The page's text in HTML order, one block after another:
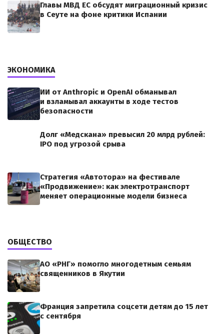
Главы МВД ЕС обсудят миграционный кризис
в Сеуте на фоне критики Испании
ЭКОНОМИКА
ИИ от Anthropic и OpenAI обманывал
и взламывал аккаунты в ходе тестов
безопасности
Долг «Медскана» превысил 20 млрд рублей:
IPO под угрозой срыва
Стратегия «Автотора» на фестивале
«Продвижение»: как электротранспорт
меняет операционные модели бизнеса
ОБЩЕСТВО
АО «РНГ» помогло многодетным семьям
священников в Якутии
Франция запретила соцсети детям до 15 лет
с сентября